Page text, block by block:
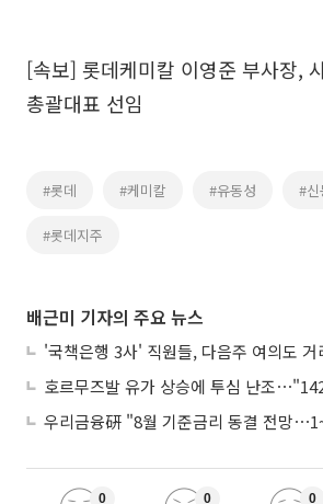
[속보] 롯데케미칼 이영준 부사장,
총괄대표 선임
#롯데 #케미칼 #유동성 #신
#롯데지주
배근미 기자의 주요 뉴스
0 0 0